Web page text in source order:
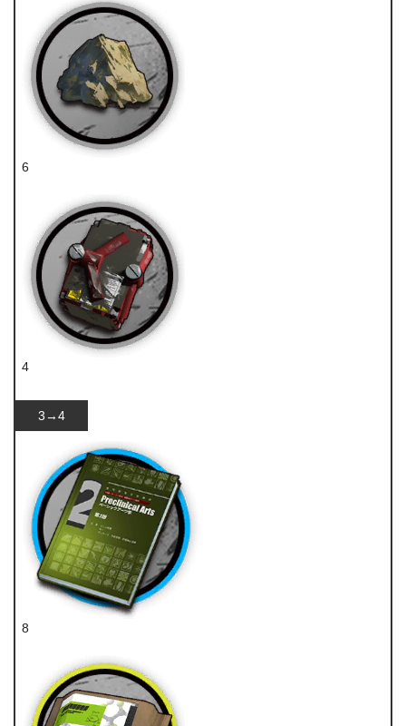
6
4
3→4
8